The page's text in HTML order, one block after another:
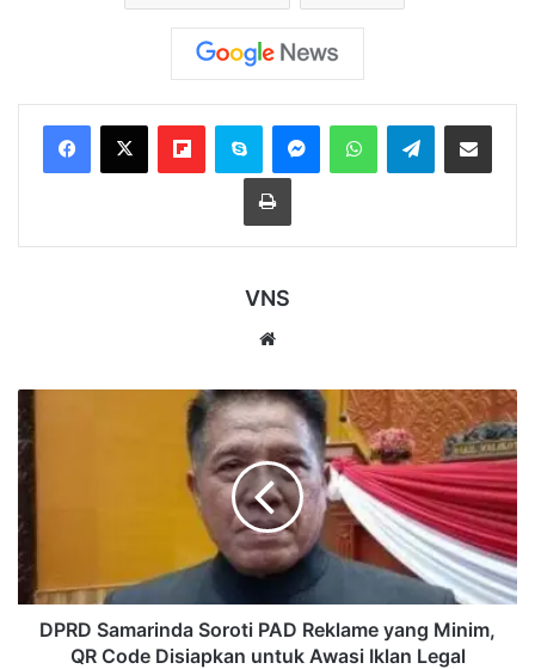
FlipboardSkype MessengerWhatsAppTelegramBagikan melalui Email
Cetak
VNS
Samarinda
Soroti
PAD
yang
Minim,
QR
Code
Disiapkan
DPRD Samarinda Soroti PAD Reklame yang Minim,
QR Code Disiapkan untuk Awasi Iklan Legal